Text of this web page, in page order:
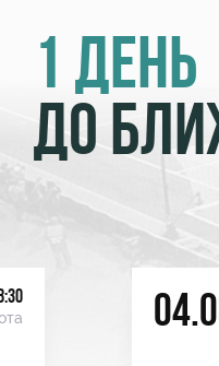
1 ДЕНЬ
ДО